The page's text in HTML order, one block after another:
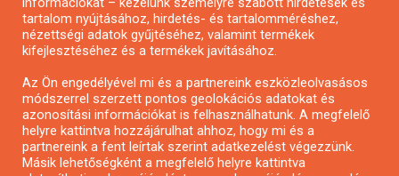
Specifikus pályázatfigyelés vagy hírlevél
Pályázatok magánszemélyeknek
Pályázatok civil szervezeteknek
tartalom nyújtásához, hirdetés- és tartalomméréshez,
nézettségi adatok gyűjtéséhez, valamint termékek
kifejlesztéséhez és a termékek javításához.
Az Ön engedélyével mi és a partnereink eszközleolvasásos
módszerrel szerzett pontos geolokációs adatokat és
azonosítási információkat is felhasználhatunk. A megfelelő
helyre kattintva hozzájárulhat ahhoz, hogy mi és a
partnereink a fent leírtak szerint adatkezelést végezzünk.
Másik lehetőségként a megfelelő helyre kattintva